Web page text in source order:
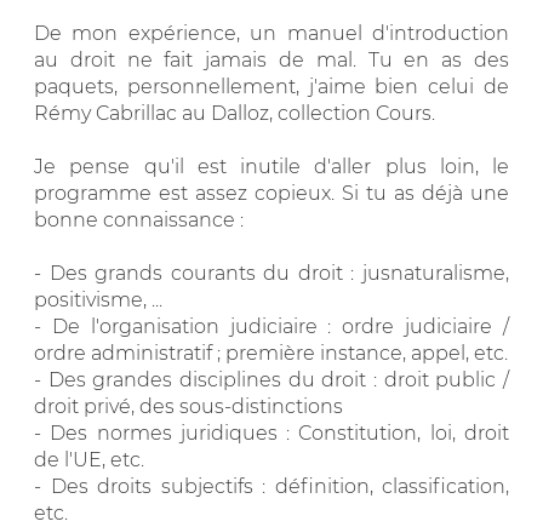
De mon expérience, un manuel d'introduction
au droit ne fait jamais de mal. Tu en as des
paquets, personnellement, j'aime bien celui de
Rémy Cabrillac au Dalloz, collection Cours.
Je pense qu'il est inutile d'aller plus loin, le
programme est assez copieux. Si tu as déjà une
bonne connaissance :
- Des grands courants du droit : jusnaturalisme,
positivisme, ...
- De l'organisation judiciaire : ordre judiciaire /
ordre administratif ; première instance, appel, etc.
- Des grandes disciplines du droit : droit public /
droit privé, des sous-distinctions
- Des normes juridiques : Constitution, loi, droit
de l'UE, etc.
- Des droits subjectifs : définition, classification,
etc.